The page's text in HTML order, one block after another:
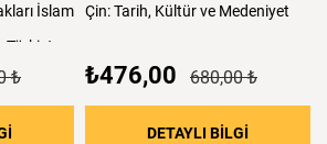
İslam
Türkistan
₺
: Doğu Hilafeti’nin Toprakları İslam
Çin:Tarih, Kültürve Medeniyet
₺476,00 680,00 ₺
DETAYLI BİLGİ